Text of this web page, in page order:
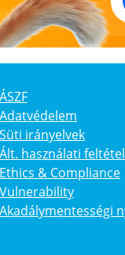
ÁSZF
Adatvédelem
Süti irányelvek
Ált. használati
Ethics & Compliance
Vulnerability
Akadálymentességi